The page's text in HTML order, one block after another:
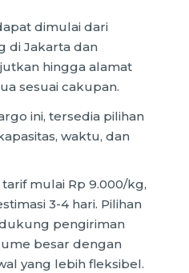
dimulai dari
di Jakarta dan
hingga alamat
sesuai cakupan.
ini, tersedia pilihan
waktu, dan
mulai Rp 9.000/kg,
3-4 hari. Pilihan
pengiriman
besar dengan
yang lebih fleksibel.